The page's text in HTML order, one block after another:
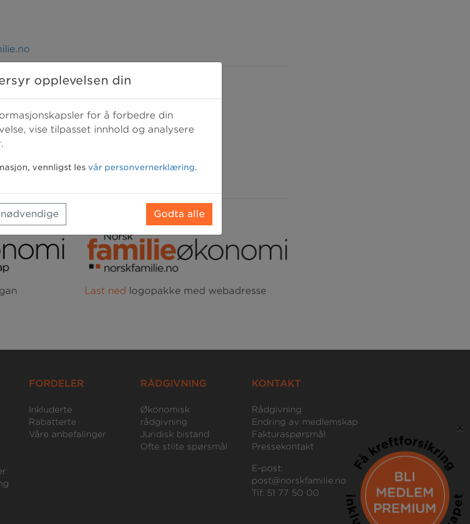
Last ned logopakke med webadresse
FORDELER
Inkluderte
Rabatterte
Våre anbefalinger
RÅDGIVNING
Økonomisk
rådgivning
Juridisk bistand
Ofte stilte spørsmål
KONTAKT
Rådgivning
Endring av medlemskap
Fakturaspørsmål
Pressekontakt
E-post:
post@norskfamilie.no
Tlf: 51 77 50 00
×
opplevelsen din
for å forbedre din
vise tilpasset innhold og analysere
vennligst les vår personvernerklæring.
Godta alle